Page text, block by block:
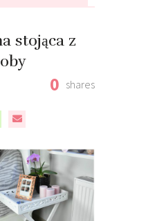
stojąca z
0 shares